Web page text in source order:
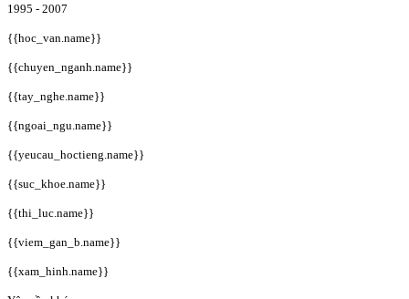
1995 - 2007
{{hoc_van.name}}
{{chuyen_nganh.name}}
{{tay_nghe.name}}
{{ngoai_ngu.name}}
{{yeucau_hoctieng.name}}
{{suc_khoe.name}}
{{thi_luc.name}}
{{viem_gan_b.name}}
{{xam_hinh.name}}